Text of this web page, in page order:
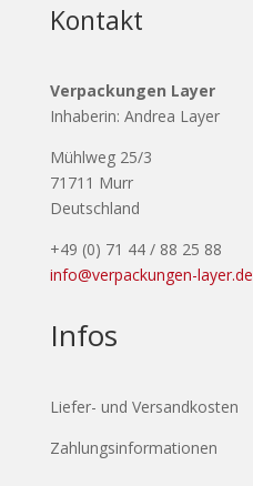
Kontakt
Verpackungen Layer
Inhaberin: Andrea Layer
Mühlweg 25/3
71711 Murr
Deutschland
+49 (0) 71 44 / 88 25 88
info@verpackungen-layer.de
Infos
Liefer- und Versandkosten
Zahlungsinformationen